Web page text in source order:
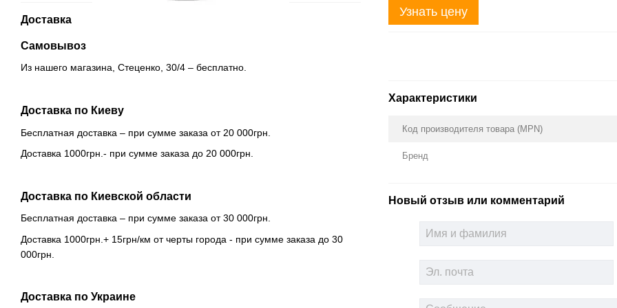
Доставка
Самовывоз
Из нашего магазина, Стеценко, 30/4 – бесплатно.
Доставка по Киеву
Бесплатная доставка – при сумме заказа от 20 000грн.
Доставка 1000грн.- при сумме заказа до 20 000грн.
Доставка по Киевской области
Бесплатная доставка – при сумме заказа от 30 000грн.
Доставка 1000грн.+ 15грн/км от черты города - при сумме заказа до 30
000грн.
Доставка по Украине
Узнать цену
Характеристики
Код производителя товара (MPN)
Бренд
Новый отзыв или комментарий